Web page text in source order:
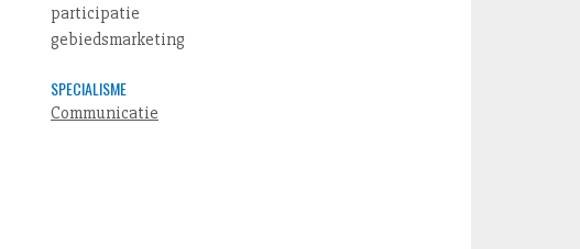
participatie
gebiedsmarketing
SPECIALISME
Communicatie